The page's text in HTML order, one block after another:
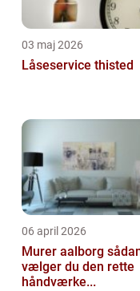
03 maj 2026
Låseservice thisted
06 april 2026
Murer aalborg sådan
vælger du den rette
håndværke...